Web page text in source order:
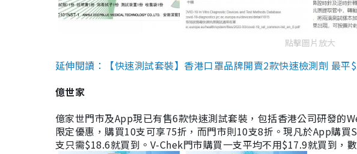
點擊圖片放大
延伸閱讀：【快速測試套裝】香港口罩品牌開賣2款快速檢測劑 最
億世家
億家世門市及App現已有售6款快速測試套裝，包括香港公司研發
限定優惠，購買10支可享75折，而門市則10支8折。現凡於App購
支只需$18.6就買到。V-Chek門市購買一支平均不用$17.9就買到，